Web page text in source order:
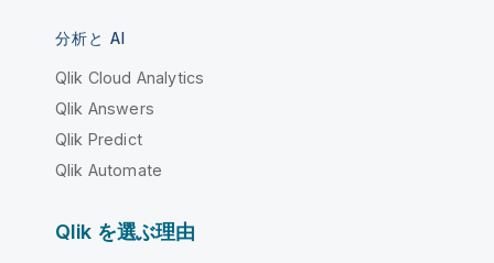
分析と AI
Qlik Cloud Analytics
Qlik Answers
Qlik Predict
Qlik Automate
Qlik を選ぶ理由